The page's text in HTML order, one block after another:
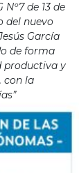
de 13 de
del nuevo
García
de forma
productiva y
con la